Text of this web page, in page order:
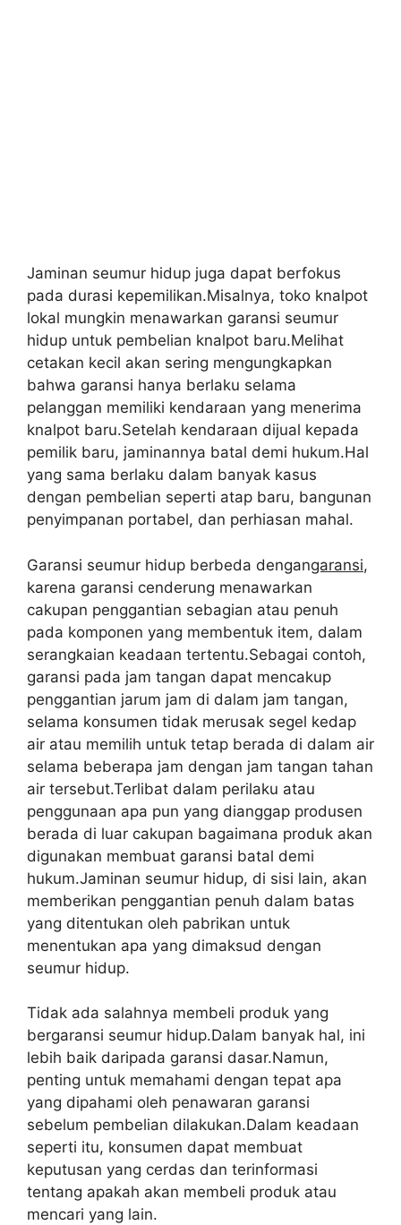
Jaminan seumur hidup juga dapat berfokus
pada durasi kepemilikan.Misalnya, toko knalpot
lokal mungkin menawarkan garansi seumur
hidup untuk pembelian knalpot baru.Melihat
cetakan kecil akan sering mengungkapkan
bahwa garansi hanya berlaku selama
pelanggan memiliki kendaraan yang menerima
knalpot baru.Setelah kendaraan dijual kepada
pemilik baru, jaminannya batal demi hukum.Hal
yang sama berlaku dalam banyak kasus
dengan pembelian seperti atap baru, bangunan
penyimpanan portabel, dan perhiasan mahal.
Garansi seumur hidup berbeda dengangaransi,
karena garansi cenderung menawarkan
cakupan penggantian sebagian atau penuh
pada komponen yang membentuk item, dalam
serangkaian keadaan tertentu.Sebagai contoh,
garansi pada jam tangan dapat mencakup
penggantian jarum jam di dalam jam tangan,
selama konsumen tidak merusak segel kedap
air atau memilih untuk tetap berada di dalam air
selama beberapa jam dengan jam tangan tahan
air tersebut.Terlibat dalam perilaku atau
penggunaan apa pun yang dianggap produsen
berada di luar cakupan bagaimana produk akan
digunakan membuat garansi batal demi
hukum.Jaminan seumur hidup, di sisi lain, akan
memberikan penggantian penuh dalam batas
yang ditentukan oleh pabrikan untuk
menentukan apa yang dimaksud dengan
seumur hidup.
Tidak ada salahnya membeli produk yang
bergaransi seumur hidup.Dalam banyak hal, ini
lebih baik daripada garansi dasar.Namun,
penting untuk memahami dengan tepat apa
yang dipahami oleh penawaran garansi
sebelum pembelian dilakukan.Dalam keadaan
seperti itu, konsumen dapat membuat
keputusan yang cerdas dan terinformasi
tentang apakah akan membeli produk atau
mencari yang lain.